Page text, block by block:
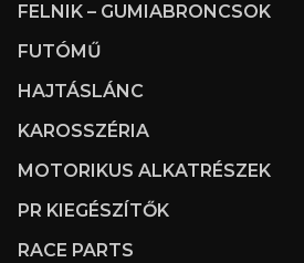
FELNIK – GUMIABRONCSOK
FUTÓMŰ
HAJTÁSLÁNC
KAROSSZÉRIA
MOTORIKUS ALKATRÉSZEK
PR KIEGÉSZÍTŐK
RACE PARTS